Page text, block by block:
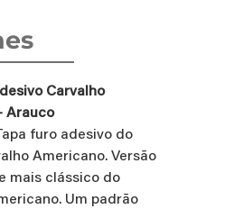
Carvalho
Arauco
furo adesivo do
Americano. Versão
mais clássico do
Um padrão